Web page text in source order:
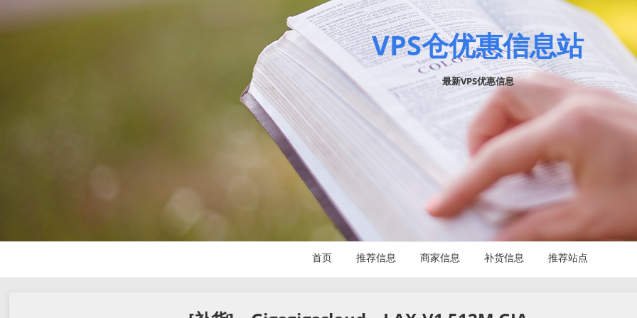
VPS仓优惠信息站
最新VPS优惠信息
首页 推荐信息 商家信息 补货信息 推荐站点